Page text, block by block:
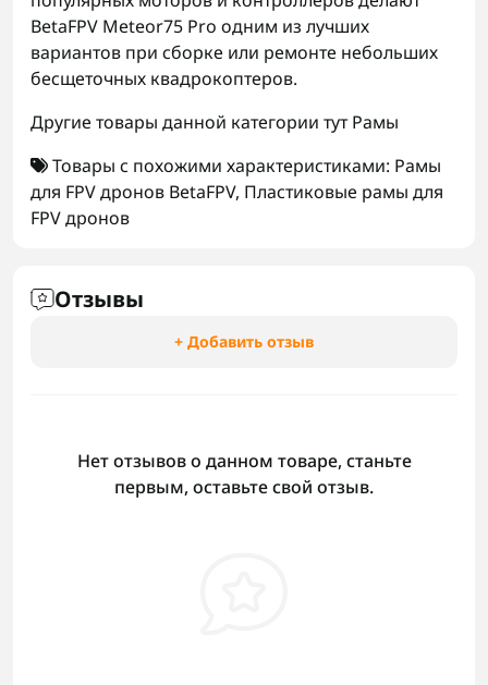
BetaFPV Meteor75 Pro одним из лучших
вариантов при сборке или ремонте небольших
бесщеточных квадрокоптеров.
Другие товары данной категории тутРамы
Товары с похожими характеристиками: Рамы
для FPV дронов BetaFPV, Пластиковые рамы для
FPV дронов
Отзывы
+ Добавить отзыв
Нет отзывов о данном товаре, станьте
первым, оставьте свой отзыв.